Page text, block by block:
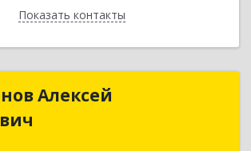
Показать контакты
Назад
Алексей
ИП Смирнов Алексей